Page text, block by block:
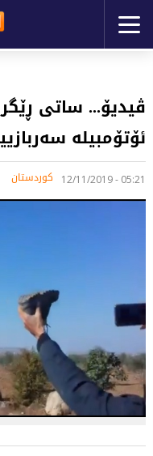
ڤیدیۆ... ساتی
ئۆتۆمبیلە
05:21 - 12/11/2019 کوردستان